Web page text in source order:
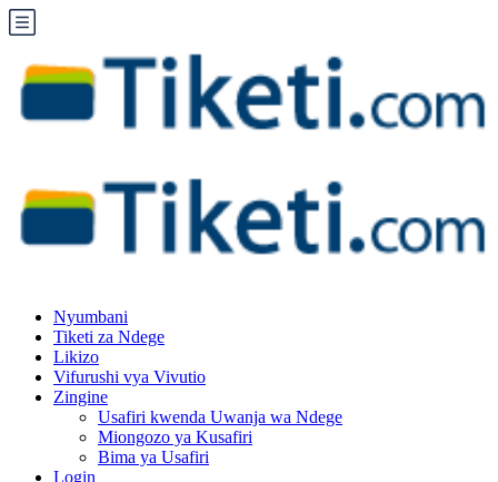
Nyumbani
Tiketi za Ndege
Likizo
Vifurushi vya Vivutio
Zingine
Usafiri kwenda Uwanja wa Ndege
Miongozo ya Kusafiri
Bima ya Usafiri
Login